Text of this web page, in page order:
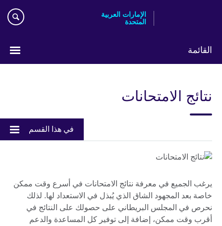
الإمارات العربية
المتحدة
القائمة
نتائج الامتحانات
في هذا القسم
يرغب الجميع في معرفة نتائج الامتحانات في أسرع وقت ممكن
خاصة بعد المجهود الشاق الذي يُبذل في الاستعداد لها. لذلك
نحرص في المجلس البريطاني على حصولك على النتائج في
أقرب وقت ممكن، إضافة إلى توفير كل المساعدة والدعم